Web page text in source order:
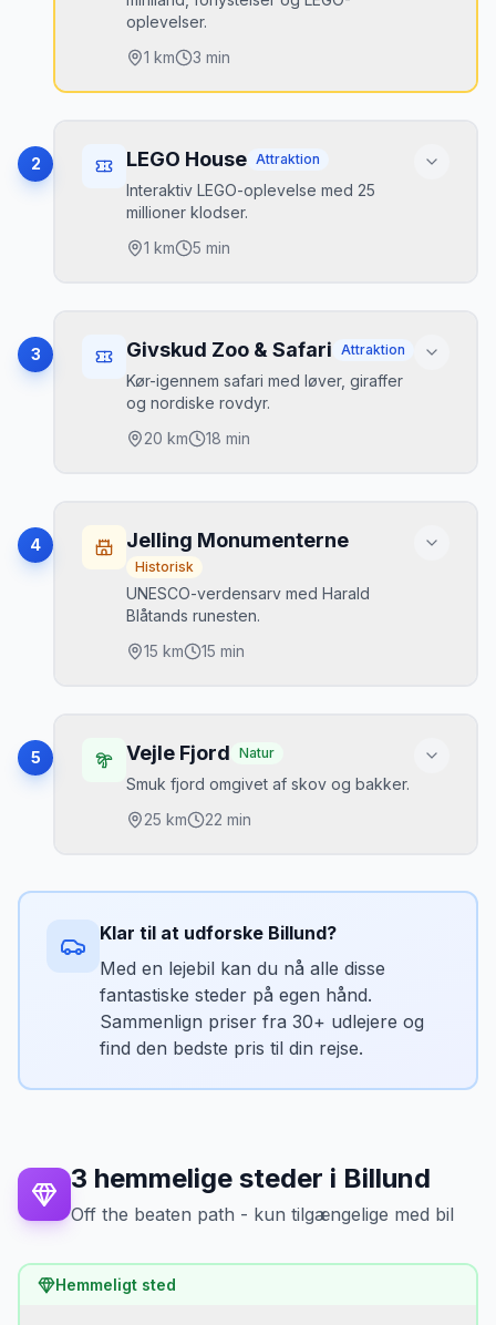
oplevelser.
1 km 3 min
• Miniland
50+ forlystelser
NINJAGO World
2 LEGO House Attraktion
Interaktiv LEGO-oplevelse med 25
millioner klodser.
1 km 5 min
• 25 mio. LEGO-klodser
LEGO Store
Tagterrasse med udsigt
3 Givskud Zoo & Safari Attraktion
Kør-igennem safari med løver, giraffer
og nordiske rovdyr.
20 km 18 min
• Safari i bil
Løver og giraffer
Dinosaurpark
4 Jelling Monumenterne
Historisk
UNESCO-verdensarv med Harald
Blåtands runesten.
15 km 15 min
•
Jellingsten
Kongernes Jelling
Gratis oplevelsescenter
5 Vejle Fjord Natur
Smuk fjord omgivet af skov og bakker.
25 km 22 min
Munkebjerg Hotel
•Vandrestier
Klar til at udforske Billund?
Med en lejebil kan du nå alle disse
fantastiske steder på egen hånd.
Sammenlign priser fra 30+ udlejere og
find den bedste pris til din rejse.
3 hemmelige steder i Billund
Off the beaten path - kun tilgængelige med bil
Hemmeligt sted